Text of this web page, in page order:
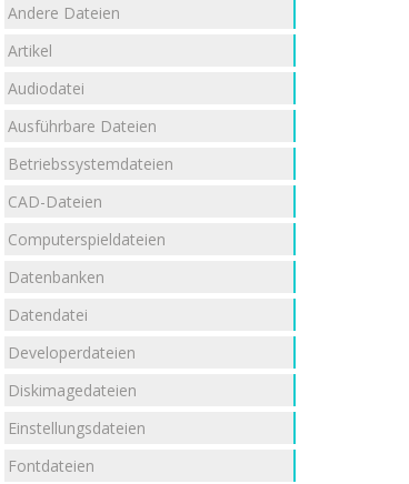
Andere Dateien
Artikel
Audiodatei
Ausführbare Dateien
Betriebssystemdateien
CAD-Dateien
Computerspieldateien
Datenbanken
Datendatei
Developerdateien
Diskimagedateien
Einstellungsdateien
Fontdateien